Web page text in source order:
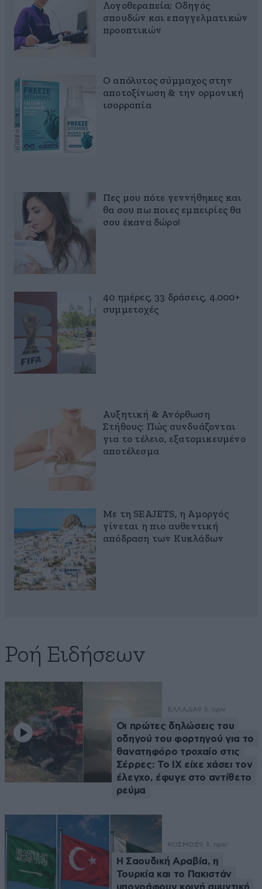
Λογοθεραπεία; Οδηγός
σπουδών και επαγγελματικών
προοπτικών
Ο απόλυτος σύμμαχος στην
αποτοξίνωση & την ορμονική
ισορροπία
Πες μου πότε γεννήθηκες και
θα σου πω ποιες εμπειρίες θα
σου έκανα δώρο!
40 ημέρες, 33 δράσεις, 4.000+
συμμετοχές
Αυξητική & Ανόρθωση
Στήθους: Πώς συνδυάζονται
για το τέλειο, εξατομικευμένο
αποτέλεσμα
Με τη SEAJETS, η Αμοργός
γίνεται η πιο αυθεντική
απόδραση των Κυκλάδων
Ροή Ειδήσεων
ΕΛΛΑΔΑ9 λ. πριν
Οι πρώτες δηλώσεις του
οδηγού του φορτηγού για το
θανατηφόρο τροχαίο στις
Σέρρες: Το ΙΧ είχε χάσει τον
έλεγχο, έφυγε στο αντίθετο
ρεύμα
ΚΟΣΜΟΣ9 λ. πριν
Η Σαουδική Αραβία, η
Τουρκία και το Πακιστάν